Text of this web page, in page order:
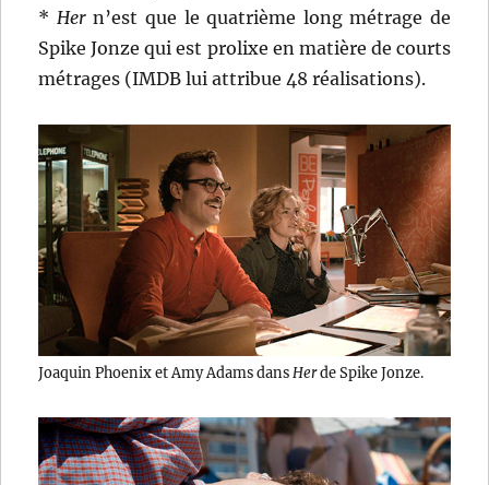
* Hern’est que le quatrième long métrage de
Spike Jonze qui est prolixe en matière de courts
métrages (IMDB lui attribue 48 réalisations).
Joaquin Phoenix et Amy Adams dansHerde Spike Jonze.